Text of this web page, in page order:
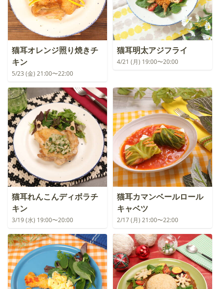
猫耳オレンジ照り焼きチ
キン
5/23 (金) 21:00〜22:00
猫耳明太アジフライ
4/21 (月) 19:00〜20:00
猫耳れんこんディボラチ
キン
3/19 (水) 19:00〜20:00
猫耳カマンベールロール
キャベツ
2/17 (月) 21:00〜22:00